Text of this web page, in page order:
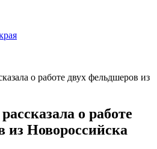
о работе двух фельдшеров из
о работе
из Новороссийска